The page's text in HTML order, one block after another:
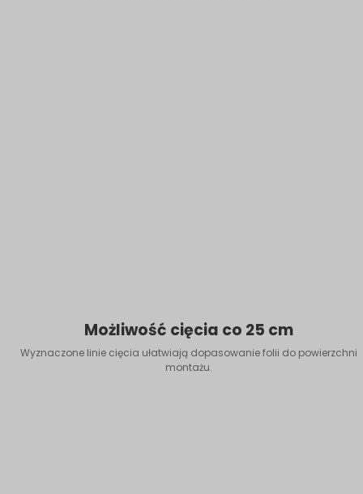
Możliwość cięcia co 25 cm
Wyznaczone linie cięcia ułatwiają dopasowanie folii do powierzchni
montażu.